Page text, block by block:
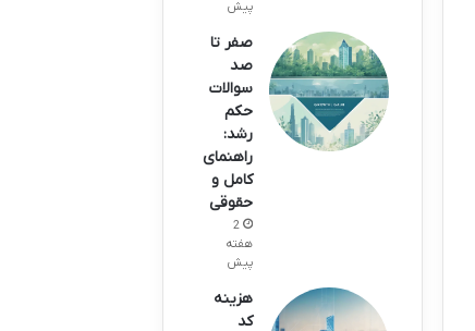
پیش
صفر تا
صد
سوالات
حکم
رشد:
راهنمای
کامل و
حقوقی
2
هفته
پیش
هزینه
کد